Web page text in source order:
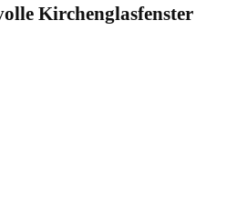
Kirchenglasfenster